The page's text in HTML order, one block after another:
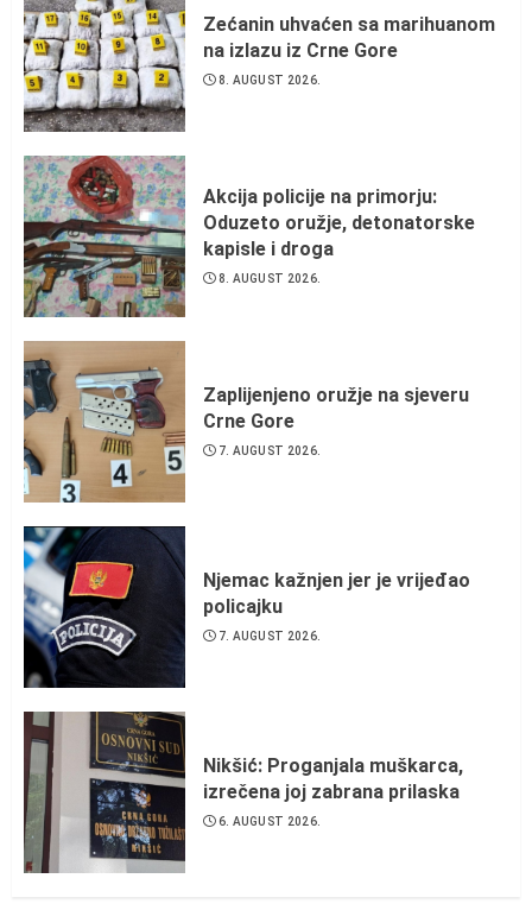
Zećanin uhvaćen sa marihuanom
na izlazu iz Crne Gore
8. AUGUST 2026.
Akcija policije na primorju:
Oduzeto oružje, detonatorske
kapisle i droga
8. AUGUST 2026.
Zaplijenjeno oružje na sjeveru
Crne Gore
7. AUGUST 2026.
Njemac kažnjen jer je vrijeđao
policajku
7. AUGUST 2026.
Nikšić: Proganjala muškarca,
izrečena joj zabrana prilaska
6. AUGUST 2026.